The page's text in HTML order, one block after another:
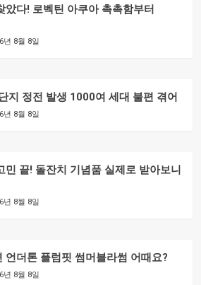
았다! 로벡틴 아쿠아 촉촉함부터
년 8월 8일
지 정전 발생 1000여 세대 불편 겪어
년 8월 8일
민 끝! 돌잔치 기념품 실제로 받아보니
년 8월 8일
언더톤 플럼핏 썸머블라썸 어때요?
년 8월 8일